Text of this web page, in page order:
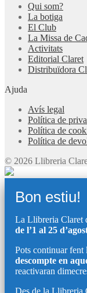
Qui som?
La botiga
El Club
La Missa de
Activitats
Editorial Claret
Distribuïdora
Ajuda
Avís legal
Política de
Política de
Política de
© 2026 Llibreria
Bon estiu!
La Llibreria Claret
de l’1 al 25
Pots continuar fent
descompte en
reactivaran
Des de la Llibreria